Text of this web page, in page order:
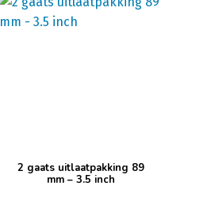
2 gaats uitlaatpakking 89
mm – 3.5 inch